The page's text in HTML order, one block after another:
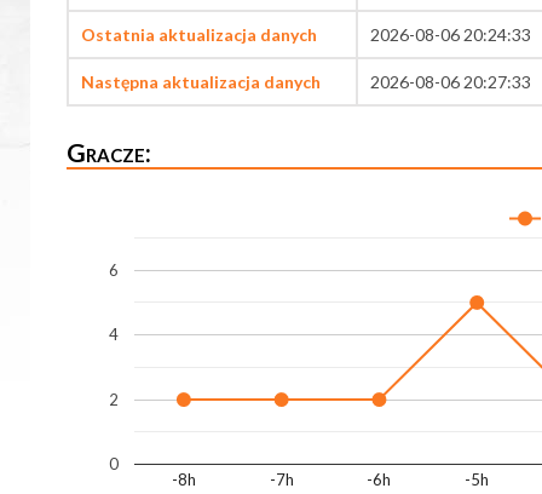
Ostatnia aktualizacja danych 2026-08-06 20:24:33
Następna aktualizacja danych 2026-08-06 20:27:33
Gracze:
-8h -7h -6h -5h
0
2
4
6